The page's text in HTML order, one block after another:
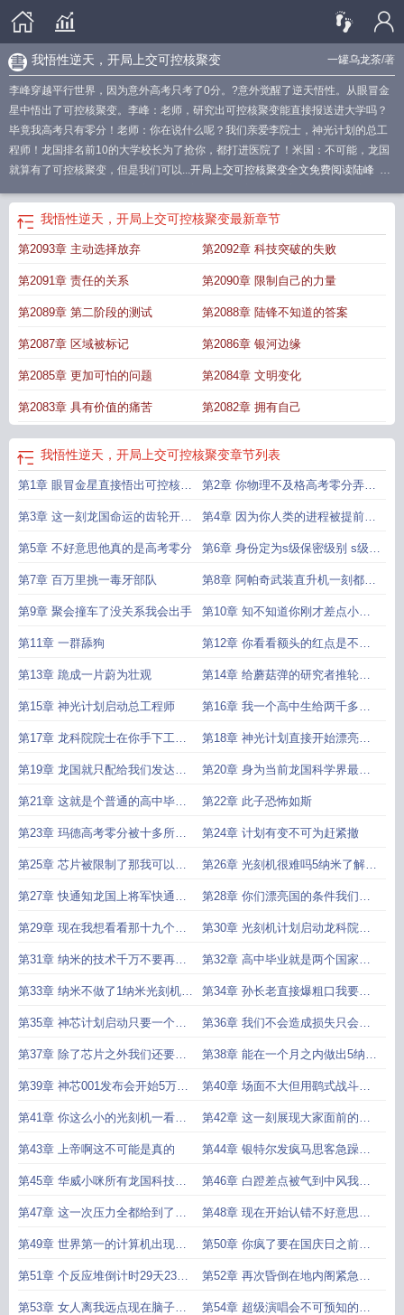
一罐乌龙茶/著
我悟性逆天，开局上交可控核聚变
李峰穿越平行世界，因为意外高考只考了0分。?意外觉醒了逆天悟性。从眼冒金
星中悟出了可控核聚变。李峰：老师，研究出可控核聚变能直接报送进大学吗？
毕竟我高考只有零分！老师：你在说什么呢？我们亲爱李院士，神光计划的总工
程师！龙国排名前10的大学校长为了抢你，都打进医院了！米国：不可能，龙国
就算有了可控核聚变，但是我们可以...开局上交可控核聚变全文免费阅读陆峰 我
核聚变 列表 开局上交可控核聚变全文免费阅读
开局上交可控核聚变上交国
家 开局上交可控核聚变TXT 开局上交可控核聚变列表
核聚变 一罐乌龙茶开局上交可控核聚变短剧热播悟性逆天开局创造核聚变登神
局上交可控核聚变我悟性逆天...
开局上交可控核聚变陆峰 我悟性逆天开局上交
可控核聚变更新我悟性逆天
我悟性逆天，开局上交可控核聚变最新章节
第2093章 主动选择放弃 第2092章 科技突破的失败
第2091章 责任的关系 第2090章 限制自己的力量
第2089章 第二阶段的测试 第2088章 陆锋不知道的答案
第2087章 区域被标记 第2086章 银河边缘
第2085章 更加可怕的问题 第2084章 文明变化
第2083章 具有价值的痛苦 第2082章 拥有自己
我悟性逆天，开局上交可控核聚变章节列表
第1章 眼冒金星直接悟出可控核聚
变
第2章 你物理不及格高考零分弄出
核聚变
第3章 这一刻龙国命运的齿轮开始
转动
第4章 因为你人类的进程被提前了
一百年
第5章 不好意思他真的是高考零分 第6章 身份定为s级保密级别 s级重
要程度s级
第7章 百万里挑一毒牙部队 第8章 阿帕奇武装直升机一刻都不
能耽误
第9章 聚会撞车了没关系我会出手 第10章 知不知道你刚才差点小命
不保
第11章 一群舔狗 第12章 你看看额头的红点是不是
狙击枪的激光瞄准
第13章 跪成一片蔚为壮观 第14章 给蘑菇弹的研究者推轮椅
的人是谁
第15章 神光计划启动总工程师 第16章 我一个高中生给两千多个
科学家讲话
第17章 龙科院院士在你手下工作
你要大学名额
第18章 神光计划直接开始漂亮国
又搞事情
第19章 龙国就只配给我们发达国
家做衣服和当厨子
第20章 身为当前龙国科学界最高
地位你还要高中毕业证
第21章 这就是个普通的高中毕业
典礼你开武装直升机来
第22章 此子恐怖如斯
第23章 玛德高考零分被十多所大
学同时录取这合理吗
第24章 计划有变不可为赶紧撤
第25章 芯片被限制了那我可以自
己做啊
第26章 光刻机很难吗5纳米了解一
下
第27章 快通知龙国上将军快通知
大长老
第28章 你们漂亮国的条件我们一
个都不答应你可以走了
第29章 现在我想看看那十九个国
家求我们龙国芯片的样子
第30章 光刻机计划启动龙科院好
比过年
第31章 纳米的技术千万不要再说
了万一泄露出去了
第32章 高中毕业就是两个国家级
项目的总工程师
第33章 纳米不做了1纳米光刻机了
解一下
第34章 孙长老直接爆粗口我要亲
自去见陆峰
第35章 神芯计划启动只要一个月
就出芯片
第36章 我们不会造成损失只会对
风车国造成损失
第37章 除了芯片之外我们还要对
龙国进行能源制裁
第38章 能在一个月之内做出5纳米
的国家一定窃贼
第39章 神芯001发布会开始5万人
开始倒计时
第40章 场面不大但用鹞式战斗机
送来光刻机
第41章 你这么小的光刻机一看就
是骗子
第42章 这一刻展现大家面前的不
是科技是神迹
第43章 上帝啊这不可能是真的 第44章 银特尔发疯马思客急躁英
威达痛失订单
第45章 华威小咪所有龙国科技公
司的大佬齐聚内阁
第46章 白蹬差点被气到中风我要
打压龙国狠狠的打压
第47章 这一次压力全都给到了漂
亮国这边你服不服
第48章 现在开始认错不好意思我
们拒绝
第49章 世界第一的计算机出现神
临
第50章 你疯了要在国庆日之前做
出可控核聚变
第51章 个反应堆倒计时29天23小
时27分
第52章 再次昏倒在地内阁紧急召
开十老会议
第53章 女人离我远点现在脑子里 第54章 超级演唱会不可预知的危